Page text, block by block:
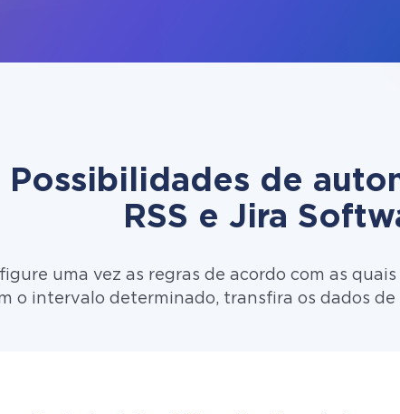
Possibilidades de
RSS e Jira
uma vez as regras de acordo com as
o intervalo determinado, transfira os dados de